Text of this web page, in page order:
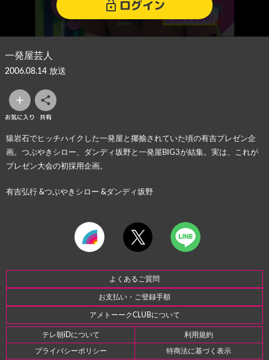
ログイン
一発屋芸人
2006.08.14 放送
お気に入り 共有
猿岩石でヒッチハイクした一発屋と揶揄されていた頃の有吉プレゼン企
画。つぶやきシロー、ダンディ坂野と一発屋BIG3が結集。実は、これが
プレゼン大会の初採用企画。
有吉弘行 &つぶやきシロー &ダンディ坂野
よくあるご質問
お支払い・ご登録手順
アメトーークCLUBについて
テレ朝iDについて 利用規約
プライバシーポリシー 特商法に基づく表示